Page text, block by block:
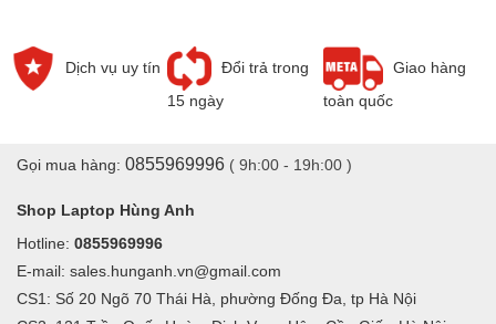
Dịch vụ uy tín
Đổi trả trong
15 ngày
Giao hàng
toàn quốc
Gọi mua hàng: 0855969996 ( 9h:00 - 19h:00 )
Shop Laptop Hùng Anh
Hotline: 0855969996
E-mail: sales.hunganh.vn@gmail.com
CS1: Số 20 Ngõ 70 Thái Hà, phường Đống Đa, tp Hà Nội